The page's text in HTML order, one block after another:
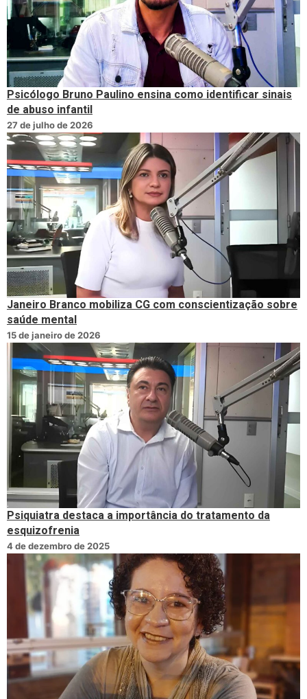
Psicólogo Bruno Paulino ensina como identificar sinais
de abuso infantil
27 de julho de 2026
Janeiro Branco mobiliza CG com conscientização sobre
saúde mental
15 de janeiro de 2026
Psiquiatra destaca a importância do tratamento da
esquizofrenia
4 de dezembro de 2025